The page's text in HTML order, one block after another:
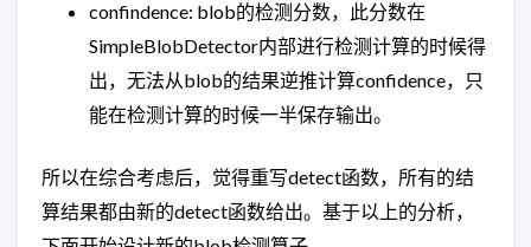
confindence: blob的检测分数，此分数在
SimpleBlobDetector内部进行检测计算的时候得
出，无法从blob的结果逆推计算confidence，只
能在检测计算的时候一半保存输出。
所以在综合考虑后，觉得重写detect函数，所有的结
算结果都由新的detect函数给出。基于以上的分析，